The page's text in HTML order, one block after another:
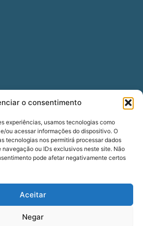
o consentimento
experiências, usamos tecnologias como
ou acessar informações do dispositivo. O
tecnologias nos permitirá processar dados
ou IDs exclusivos neste site. Não
pode afetar negativamente certos
Aceitar
Negar
9 9691-0391 (Whatsapp)
Técnico: Crysthyan Carlos
- Anadia - AL - CEP:
Brasil Notícias. Todos os
direitos reservados.